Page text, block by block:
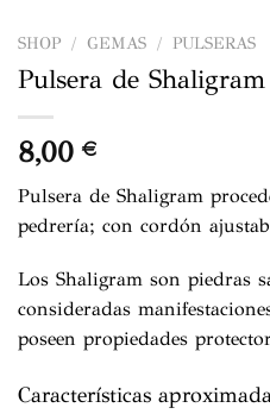
SHOP / GEMAS / PULSERAS
Pulsera de
8,00 €
Pulsera de Shaligram
pedrería; con cordón
Los Shaligram son piedras
consideradas
poseen propiedades
Características